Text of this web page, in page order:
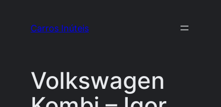
Carros Inúteis
Volkswagen